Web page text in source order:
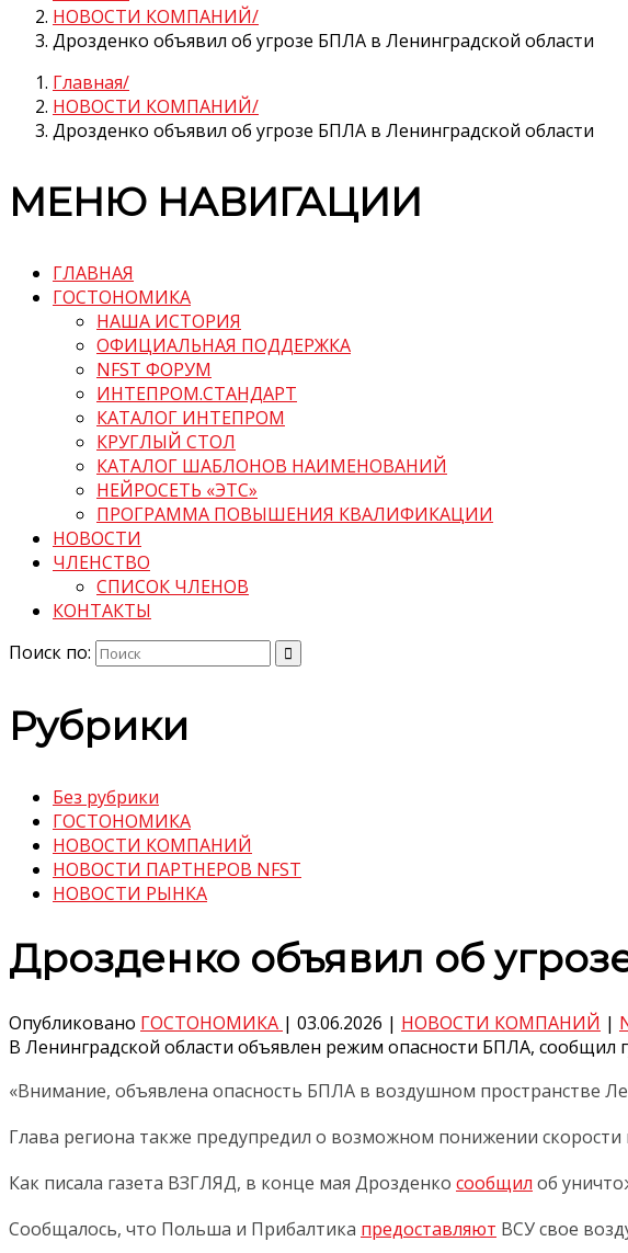
НОВОСТИ КОМПАНИЙ
Дрозденко объявил об угрозе БПЛА в Ленинградской области
Главная
НОВОСТИ КОМПАНИЙ
Дрозденко объявил об угрозе БПЛА в Ленинградской области
МЕНЮ НАВИГАЦИИ
ГЛАВНАЯ
ГОСТОНОМИКА
НАША ИСТОРИЯ
ОФИЦИАЛЬНАЯ ПОДДЕРЖКА
NFST ФОРУМ
ИНТЕПРОМ.СТАНДАРТ
КАТАЛОГ ИНТЕПРОМ
КРУГЛЫЙ СТОЛ
КАТАЛОГ ШАБЛОНОВ НАИМЕНОВАНИЙ
НЕЙРОСЕТЬ «ЭТС»
ПРОГРАММА ПОВЫШЕНИЯ КВАЛИФИКАЦИИ
НОВОСТИ
ЧЛЕНСТВО
СПИСОК ЧЛЕНОВ
КОНТАКТЫ
Поиск по:
Рубрики
Без рубрики
ГОСТОНОМИКА
НОВОСТИ КОМПАНИЙ
НОВОСТИ ПАРТНЕРОВ NFST
НОВОСТИ РЫНКА
Дрозденко объявил об
Опубликовано ГОСТОНОМИКА | 03.06.2026 | НОВОСТИ КОМПАНИЙ |
В Ленинградской области объявлен режим опасности БПЛА, сообщил
«Внимание, объявлена опасность БПЛА в воздушном пространстве
Глава региона также предупредил о возможном понижении скорости
Как писала газета ВЗГЛЯД, в конце мая Дрозденко сообщил об
Сообщалось, что Польша и Прибалтика предоставляют ВСУ свое